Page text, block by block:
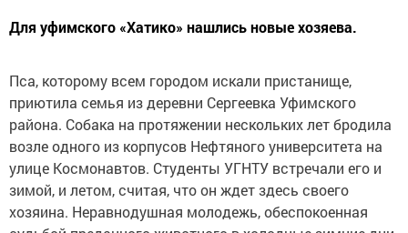
Для уфимского «Хатико» нашлись новые хозяева.
Пса, которому всем городом искали пристанище,
приютила семья из деревни Сергеевка Уфимского
района. Собака на протяжении нескольких лет бродила
возле одного из корпусов Нефтяного университета на
улице Космонавтов. Студенты УГНТУ встречали его и
зимой, и летом, считая, что он ждет здесь своего
хозяина. Неравнодушная молодежь, обеспокоенная